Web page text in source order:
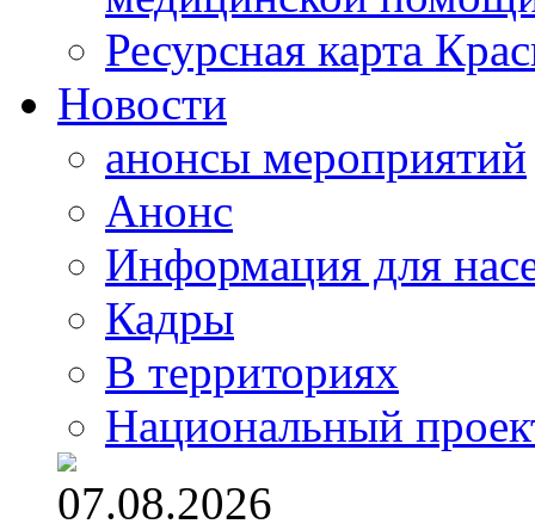
Ресурсная карта
Новости
анонсы мероприятий
Анонс
Информация для
Кадры
В территориях
Национальный
07.08.2026